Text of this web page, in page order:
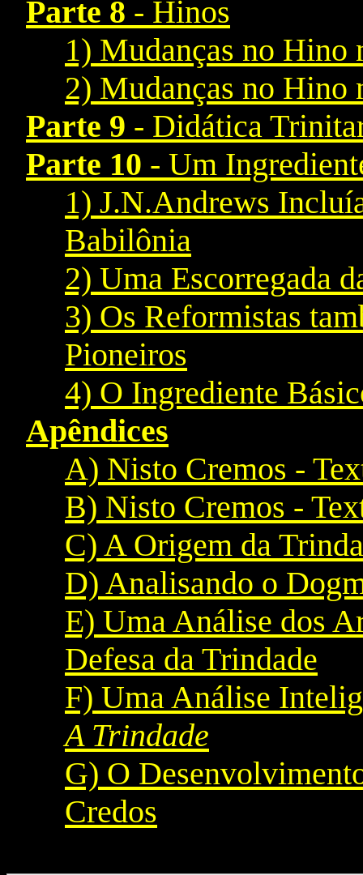
Parte 8 - Hinos
1) Mudanças no Hino
2) Mudanças no Hino
Parte 9 - Didática
Parte 10 - Um
1) J.N.Andrews
Babilônia
2) Uma Escorregada
3) Os Reformistas
Pioneiros
4) O Ingrediente
Apêndices
A) Nisto Cremos -
B) Nisto Cremos -
C) A Origem da
D) Analisando o
E) Uma Análise dos
Defesa da Trindade
F) Uma Análise
A Trindade
G) O
Credos